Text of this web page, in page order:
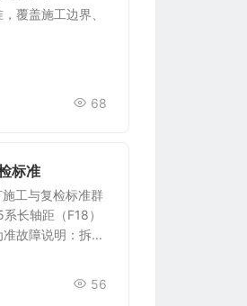
覆盖施工边界、
68
标准
工与复检标准群
长轴距（F18）
故障说明：拆...
56